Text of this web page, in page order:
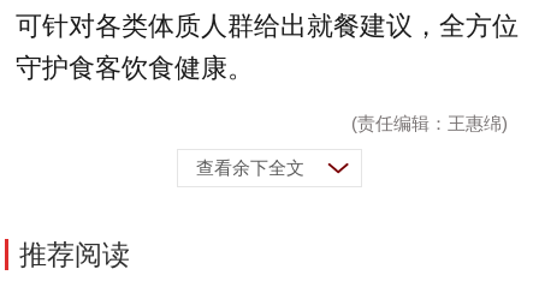
可针对各类体质人群给出就餐建议，全方位
守护食客饮食健康。
(责任编辑：王惠绵)
查看余下全文
推荐阅读